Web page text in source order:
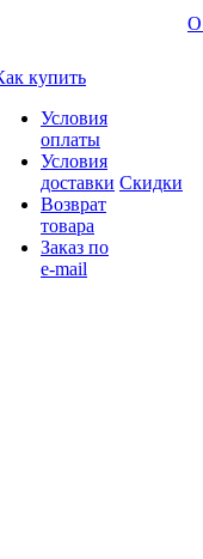
купить
Условия
оплаты
Условия
доставки
Возврат
товара
Заказ по
e-mail
Скидки
О